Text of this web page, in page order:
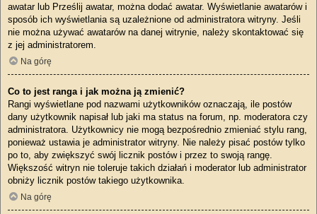
awatar lub Prześlij awatar, można dodać awatar. Wyświetlanie awatarów i
sposób ich wyświetlania są uzależnione od administratora witryny. Jeśli
nie można używać awatarów na danej witrynie, należy skontaktować się
z jej administratorem.
Na górę
Co to jest ranga i jak można ją zmienić?
Rangi wyświetlane pod nazwami użytkowników oznaczają, ile postów
dany użytkownik napisał lub jaki ma status na forum, np. moderatora czy
administratora. Użytkownicy nie mogą bezpośrednio zmieniać stylu rang,
ponieważ ustawia je administrator witryny. Nie należy pisać postów tylko
po to, aby zwiększyć swój licznik postów i przez to swoją rangę.
Większość witryn nie toleruje takich działań i moderator lub administrator
obniży licznik postów takiego użytkownika.
Na górę